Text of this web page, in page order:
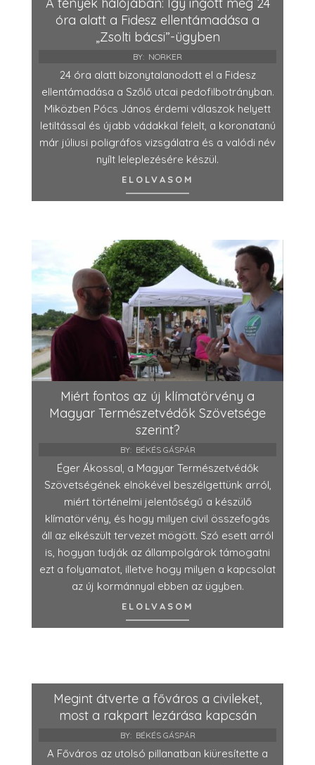
óra alatt a Fidesz ellentámadása a
„Zsolti bácsi”-ügyben
BY: NORKER
24 óra alatt bizonytalanodott el a Fidesz
ellentámadása a Szőlő utcai pedofilbotrányban.
Miközben Pócs János érdemi válaszok helyett
letiltással és újabb vádakkal felelt, a koronatanú
már júliusi poligráfos vizsgálatra és a valódi név
nyílt leleplezésére készül.
ELOLVASOM
Miért fontos az új klímatörvény a
Magyar Természetvédők Szövetsége
szerint?
BY: BÉKÉS GÁSPÁR
Éger Ákossal, a Magyar Természetvédők
Szövetségének elnökével beszélgettünk arról,
miért történelmi jelentőségű a készülő
klímatörvény, és hogy milyen civil összefogás
áll az elkészült tervezet mögött. Szó esett arról
is, hogyan tudják az állampolgárok támogatni
ezt a folyamatot, illetve hogy milyen a kapcsolat
az új kormánnyal ebben az ügyben.
ELOLVASOM
Megint átverte a főváros a civileket,
most a rakpart lezárása kapcsán
BY: BÉKÉS GÁSPÁR
A Főváros az utolsó pillanatban kiüresítette a